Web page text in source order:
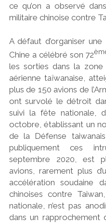
ce qu’on a observé
militaire chinoise contre
A défaut d’organiser
Chine a célébré son 72
les sorties dans la zone
aérienne taïwanaise,
plus de 150 avions de
ont survolé le détroit
suivi la fête nationale,
octobre, établissant un
de la Défense
publiquement ces
septembre 2020, est
avions, rarement plus
accélération soudaine
chinoises contre
nationale, n’est pas
dans un rapprochement